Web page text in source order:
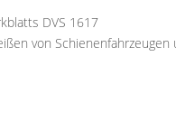
DVS 1617
von Schienenfahrzeugen